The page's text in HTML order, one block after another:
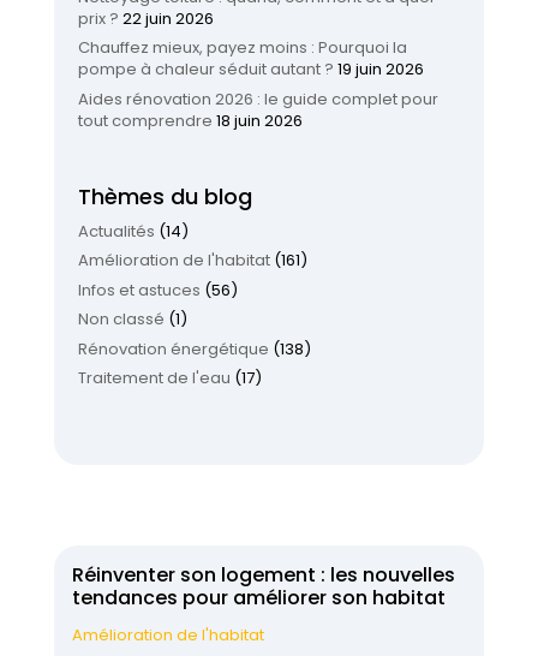
prix ? 22 juin 2026
Chauffez mieux, payez moins : Pourquoi la
pompe à chaleur séduit autant ? 19 juin 2026
Aides rénovation 2026 : le guide complet pour
tout comprendre 18 juin 2026
Thèmes du blog
Actualités (14)
Amélioration de l'habitat(161)
Infos et astuces (56)
Non classé (1)
Rénovation énergétique (138)
Traitement de l'eau (17)
Réinventer son logement : les nouvelles
tendances pour améliorer son habitat
Amélioration de l'habitat